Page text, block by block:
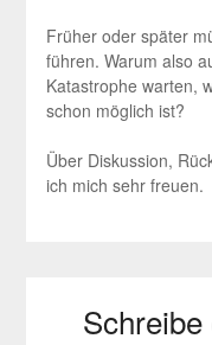
Früher oder später
führen. Warum also
Katastrophe warten,
schon möglich ist?
Über Diskussion,
ich mich sehr freuen.